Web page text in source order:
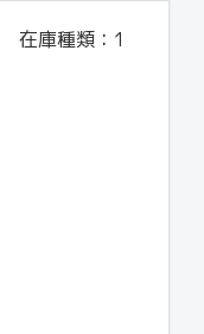
在庫種類： 1